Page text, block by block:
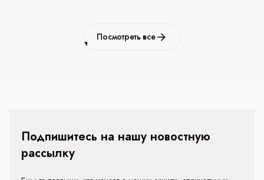
Посмотреть все
Подпишитесь на нашу новостную
рассылку